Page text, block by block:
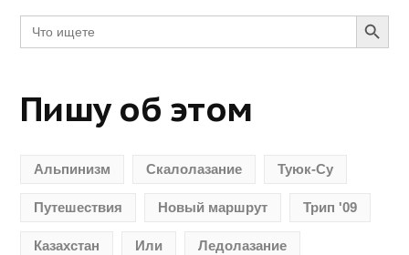
Search
for:
Search
Пишу об этом
Альпинизм Скалолазание Туюк-Су
Путешествия Новый маршрут Трип '09
Казахстан Или Ледолазание